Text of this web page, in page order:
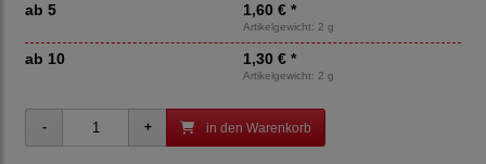
ab 5 1,60 € *
Artikelgewicht: 2 g
ab 10 1,30 € *
Artikelgewicht: 2 g
in den Warenkorb